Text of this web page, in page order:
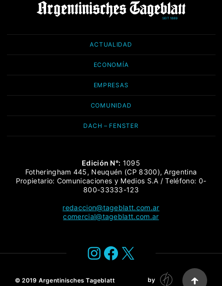
ACTUALIDAD
ECONOMÍA
EMPRESAS
COMUNIDAD
DACH – FENSTER
Edición N°: 1095
Fotheringham 445, Neuquén (CP 8300), Argentina
Propietario: Comunicaciones y Medios S.A / Teléfono: 0-
800-33333-123
redaccion@tageblatt.com.ar
comercial@tageblatt.com.ar
Instagram
Facebook
X
© 2019 Argentinisches Tageblatt by